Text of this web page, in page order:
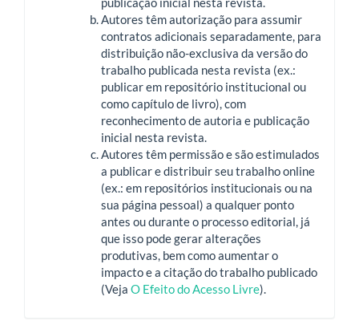
Autores têm autorização para assumir
contratos adicionais separadamente, para
distribuição não-exclusiva da versão do
trabalho publicada nesta revista (ex.:
publicar em repositório institucional ou
como capítulo de livro), com
reconhecimento de autoria e publicação
inicial nesta revista.
Autores têm permissão e são estimulados
a publicar e distribuir seu trabalho online
(ex.: em repositórios institucionais ou na
sua página pessoal) a qualquer ponto
antes ou durante o processo editorial, já
que isso pode gerar alterações
produtivas, bem como aumentar o
impacto e a citação do trabalho publicado
(Veja O Efeito do Acesso Livre).